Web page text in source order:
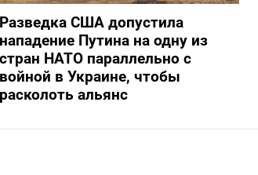
Разведка США допустила
нападение Путина на одну из
стран НАТО параллельно с
войной в Украине, чтобы
расколоть альянс